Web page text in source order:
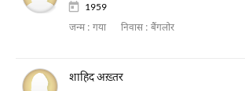
1959
जन्म : गया निवास : बैंगलोर
शाहिद अख़्तर